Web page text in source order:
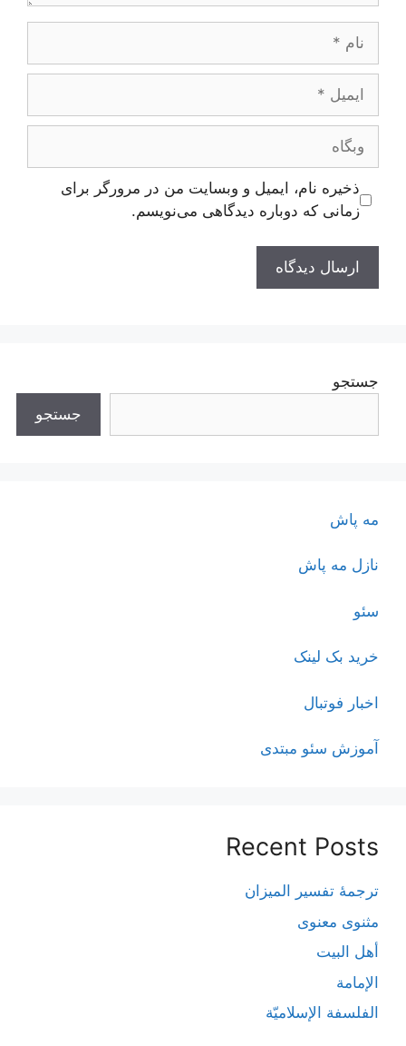
ایمیل
وبگاه
ذخیره نام، ایمیل و وبسایت من در مرورگر برای
زمانی که دوباره دیدگاهی می‌نویسم.
جستجو
جستجو
مه پاش
نازل مه پاش
سئو
خرید بک لینک
اخبار فوتبال
آموزش سئو مبتدی
Recent Posts
ترجمۀ تفسیر المیزان
مثنوی معنوی
أهل البيت
الإمامة
الفلسفة الإسلاميّة